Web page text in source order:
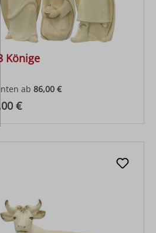
Könige
ab 86,00 €
Preis:
€